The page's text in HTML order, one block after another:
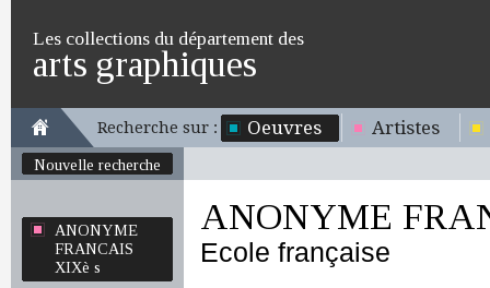
Les collections du département des
arts graphiques
Recherche sur : Oeuvres Artistes
Nouvelle recherche
ANONYME
FRANCAIS
XIXè s
ANONYME
Ecole française